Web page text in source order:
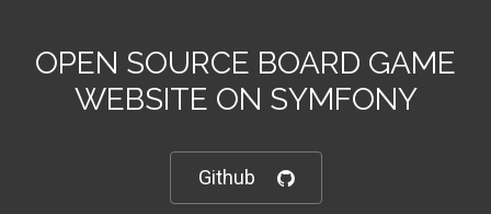
OPEN SOURCE BOARD GAME
WEBSITE ON SYMFONY
Github